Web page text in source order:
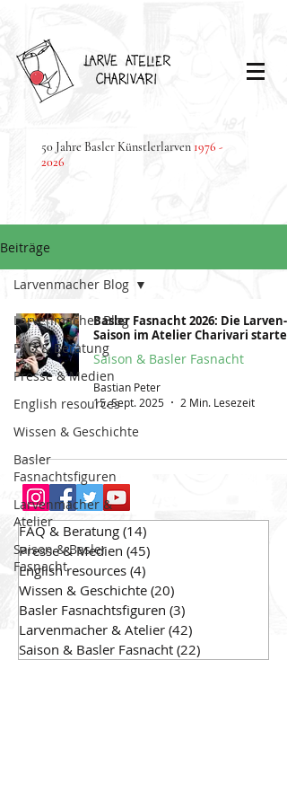
50 Jahre Basler Künstlerlarven 1976 -
2026
Beiträge
Larvenmacher Blog
FAQ & Beratung
Presse & Medien
English resources
Wissen & Geschichte
Basler
Fasnachtsfiguren
Larvenmacher &
Atelier
Saison & Basler
Fasnacht
Larvenmacher Blog
Basler Fasnacht 2026: Die Larven-
Saison im Atelier Charivari startet
Saison & Basler Fasnacht
Bastian Peter
15. Sept. 2025
2 Min. Lesezeit
FAQ & Beratung (14)
Presse & Medien (45)
English resources (4)
Wissen & Geschichte (20)
Basler Fasnachtsfiguren (3)
Larvenmacher & Atelier (42)
Saison & Basler Fasnacht (22)